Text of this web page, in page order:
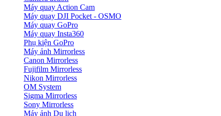
Máy quay Action Cam
Máy quay DJI Pocket - OSMO
Máy quay GoPro
Máy quay Insta360
Phụ kiện GoPro
Máy ảnh Mirrorless
Canon Mirrorless
Fujifilm Mirrorless
Nikon Mirrorless
OM System
Sigma Mirrorless
Sony Mirrorless
Máy ảnh Du lịch